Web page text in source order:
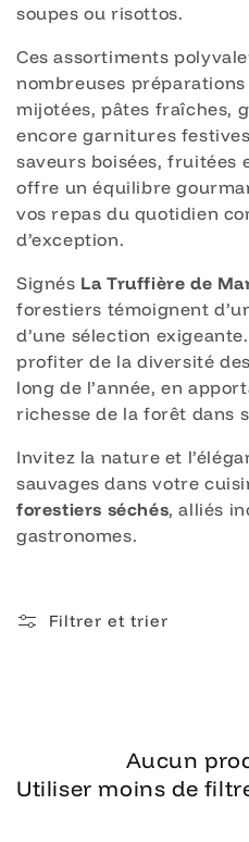
soupes ou risottos.
Ces assortiments
nombreuses
mijotées, pâtes fraîches,
encore garnitures
saveurs boisées, fruitées
offre un équilibre
vos repas du quotidien
d’exception.
Signés La Truffière de
forestiers témoignent
d’une sélection
profiter de la diversité
long de l’année, en
richesse de la forêt dans
Invitez la nature et
sauvages dans votre
forestiers séchés, alliés
gastronomes.
Filtrer et trier
Aucun
Utiliser moins de